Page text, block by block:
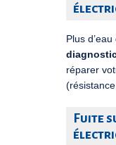
Plus
réparer
Fuite